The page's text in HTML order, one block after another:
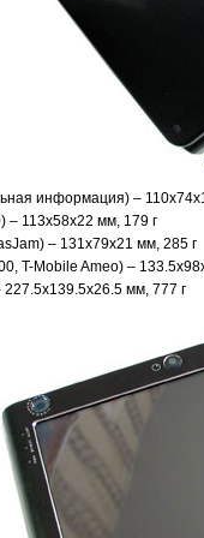
информация) –
– 113x58x22 мм, 179 г
– 131x79x21 мм, 285 г
T-Mobile Ameo) –
227.5x139.5x26.5 мм, 777 г